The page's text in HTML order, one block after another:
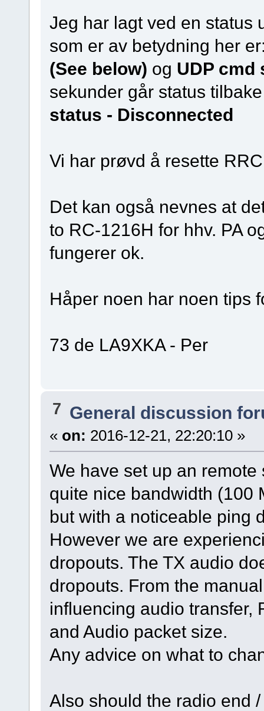
Jeg har lagt ved en status
som er av betydning her
(See below) og UDP cmd
sekunder går status
status - Disconnected
Vi har prøvd å resette
Det kan også nevnes at
to RC-1216H for hhv. PA
fungerer ok.
Håper noen har noen tips
73 de LA9XKA - Per
7 General discussion
« on: 2016-12-21, 22:20:10 »
We have set up an
quite nice bandwidth (100
but with a noticeable ping
However we are
dropouts. The TX audio
dropouts. From the
influencing audio transfer,
and Audio packet size.
Any advice on what to
Also should the radio end